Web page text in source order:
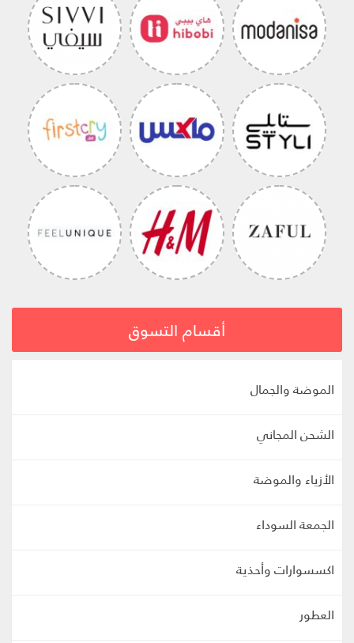
أقسام التسوق
الموضة والجمال
الشحن المجاني
الأزياء والموضة
الجمعة السوداء
اكسسوارات وأحذية
العطور